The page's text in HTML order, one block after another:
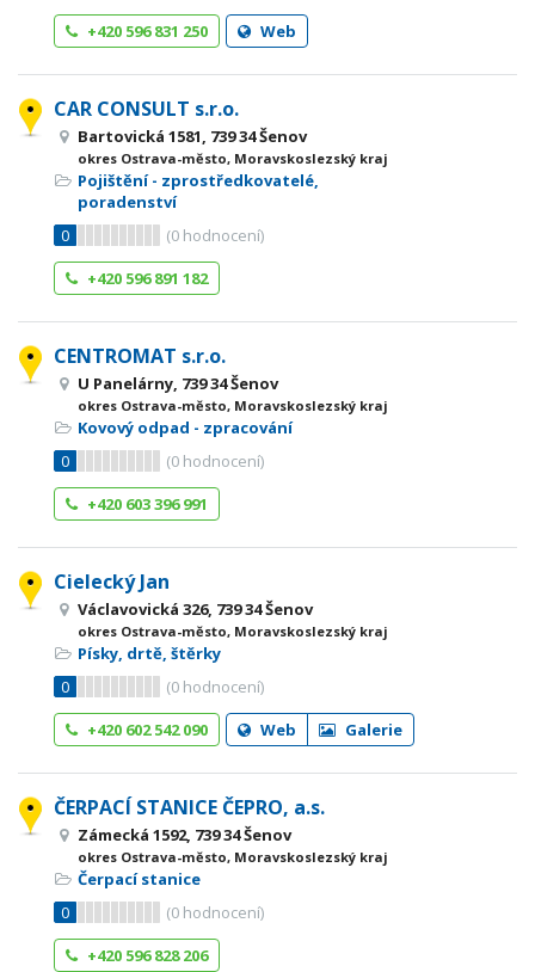
+420 596 831 250
Web
CAR CONSULT s.r.o.
Bartovická 1581, 739 34 Šenov
okres Ostrava-město, Moravskoslezský kraj
Pojištění - zprostředkovatelé,
poradenství
0
(0 hodnocení)
+420 596 891 182
CENTROMAT s.r.o.
U Panelárny, 739 34 Šenov
okres Ostrava-město, Moravskoslezský kraj
Kovový odpad - zpracování
0
(0 hodnocení)
+420 603 396 991
Cielecký Jan
Václavovická 326, 739 34 Šenov
okres Ostrava-město, Moravskoslezský kraj
Písky, drtě, štěrky
0
(0 hodnocení)
+420 602 542 090
Web Galerie
ČERPACÍ STANICE ČEPRO, a.s.
Zámecká 1592, 739 34 Šenov
okres Ostrava-město, Moravskoslezský kraj
Čerpací stanice
0
(0 hodnocení)
+420 596 828 206